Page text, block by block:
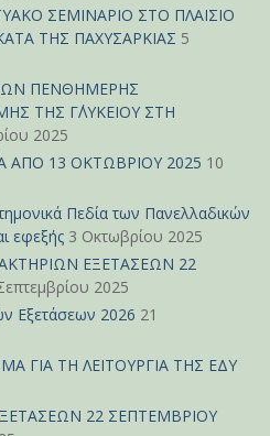
ΣΕΜΙΝΑΡΙΟ ΣΤΟ ΠΛΑΙΣΙΟ
ΤΗΣ ΠΑΧΥΣΑΡΚΙΑΣ 5
ΠΕΝΘΗΜΕΡΗΣ
ΤΗΣ Γ΄ΛΥΚΕΙΟΥ ΣΤΗ
2025
13 ΟΚΤΩΒΡΙΟΥ 2025 10
Πεδία των Πανελλαδικών
εφεξής 3 Οκτωβρίου 2025
ΕΞΕΤΑΣΕΩΝ 22
2025
Εξετάσεων 2026 21
ΓΙΑ ΤΗ ΛΕΙΤΟΥΡΓΙΑ ΤΗΣ ΕΔΥ
22 ΣΕΠΤΕΜΒΡΙΟΥ